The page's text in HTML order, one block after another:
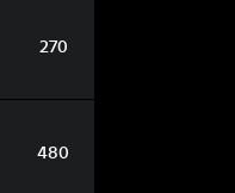
270
480